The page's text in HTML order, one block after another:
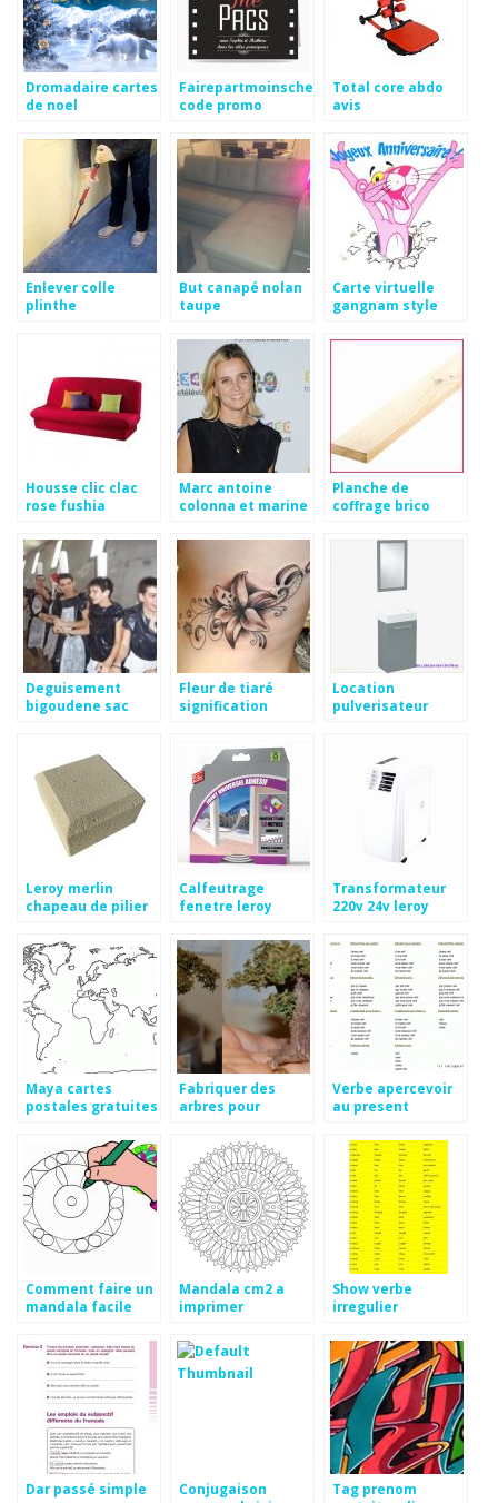
Dromadaire cartes
de noel
Fairepartmoinscher
code promo
Total core abdo
avis
Enlever colle
plinthe
But canapé nolan
taupe
Carte virtuelle
gangnam style
Housse clic clac
rose fushia
Marc antoine
colonna et marine
Planche de
coffrage brico
Deguisement
bigoudene sac
Fleur de tiaré
signification
Location
pulverisateur
Leroy merlin
chapeau de pilier
Calfeutrage
fenetre leroy
Transformateur
220v 24v leroy
Maya cartes
postales gratuites
Fabriquer des
arbres pour
Verbe apercevoir
au present
Comment faire un
mandala facile
Mandala cm2 a
imprimer
Show verbe
irregulier
Dar passé simple
Conjugaison
Tag prenom